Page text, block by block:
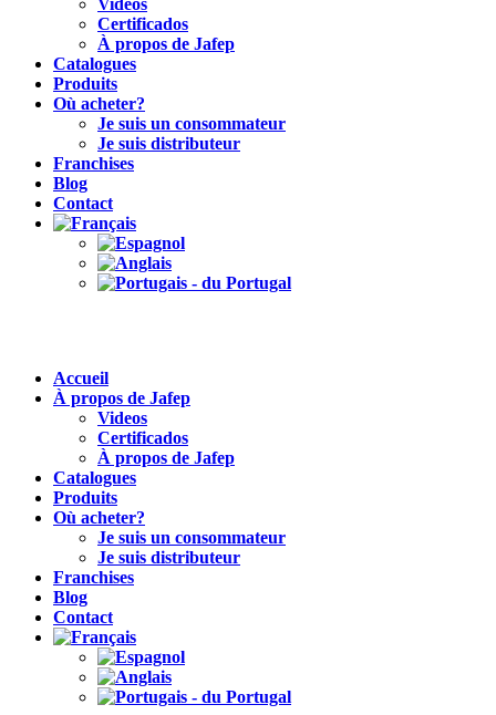
Videos
Certificados
À propos de Jafep
Catalogues
Produits
Où acheter?
Je suis un consommateur
Je suis distributeur
Franchises
Blog
Contact
Accueil
À propos de Jafep
Videos
Certificados
À propos de Jafep
Catalogues
Produits
Où acheter?
Je suis un consommateur
Je suis distributeur
Franchises
Blog
Contact